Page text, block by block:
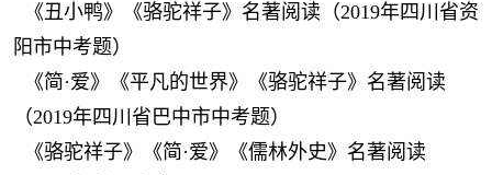
《丑小鸭》《骆驼祥子》名著阅读（2019年四川省资
阳市中考题）
《简·爱》《平凡的世界》《骆驼祥子》名著阅读
（2019年四川省巴中市中考题）
《骆驼祥子》《简·爱》《儒林外史》名著阅读